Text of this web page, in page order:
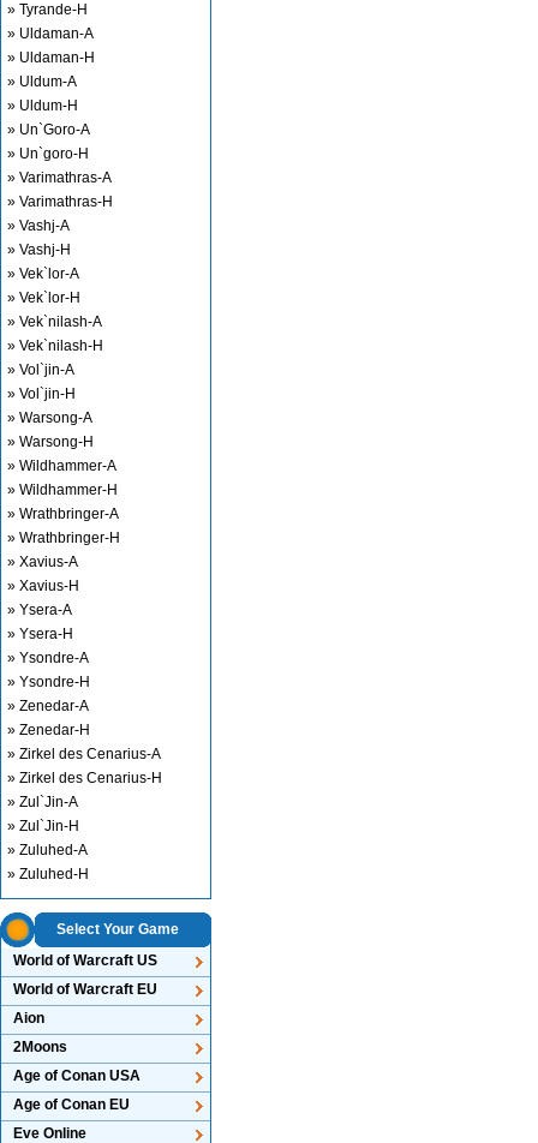
» Tyrande-H
» Uldaman-A
» Uldaman-H
» Uldum-A
» Uldum-H
» Un`Goro-A
» Un`goro-H
» Varimathras-A
» Varimathras-H
» Vashj-A
» Vashj-H
» Vek`lor-A
» Vek`lor-H
» Vek`nilash-A
» Vek`nilash-H
» Vol`jin-A
» Vol`jin-H
» Warsong-A
» Warsong-H
» Wildhammer-A
» Wildhammer-H
» Wrathbringer-A
» Wrathbringer-H
» Xavius-A
» Xavius-H
» Ysera-A
» Ysera-H
» Ysondre-A
» Ysondre-H
» Zenedar-A
» Zenedar-H
» Zirkel des Cenarius-A
» Zirkel des Cenarius-H
» Zul`Jin-A
» Zul`Jin-H
» Zuluhed-A
» Zuluhed-H
Select Your Game
World of Warcraft US
World of Warcraft EU
Aion
2Moons
Age of Conan USA
Age of Conan EU
Eve Online